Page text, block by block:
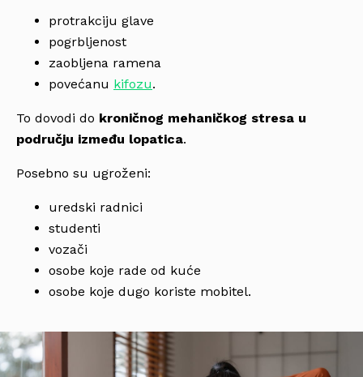
protrakciju glave
pogrbljenost
zaobljena ramena
povećanu kifozu.
To dovodi do kroničnog mehaničkog stresa u
području između lopatica.
Posebno su ugroženi:
uredski radnici
studenti
vozači
osobe koje rade od kuće
osobe koje dugo koriste mobitel.